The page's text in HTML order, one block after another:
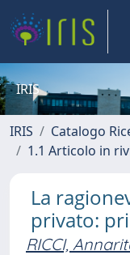
IRIS
IRIS Catalogo
1.1 Articolo in
La
privato:
RICCI,